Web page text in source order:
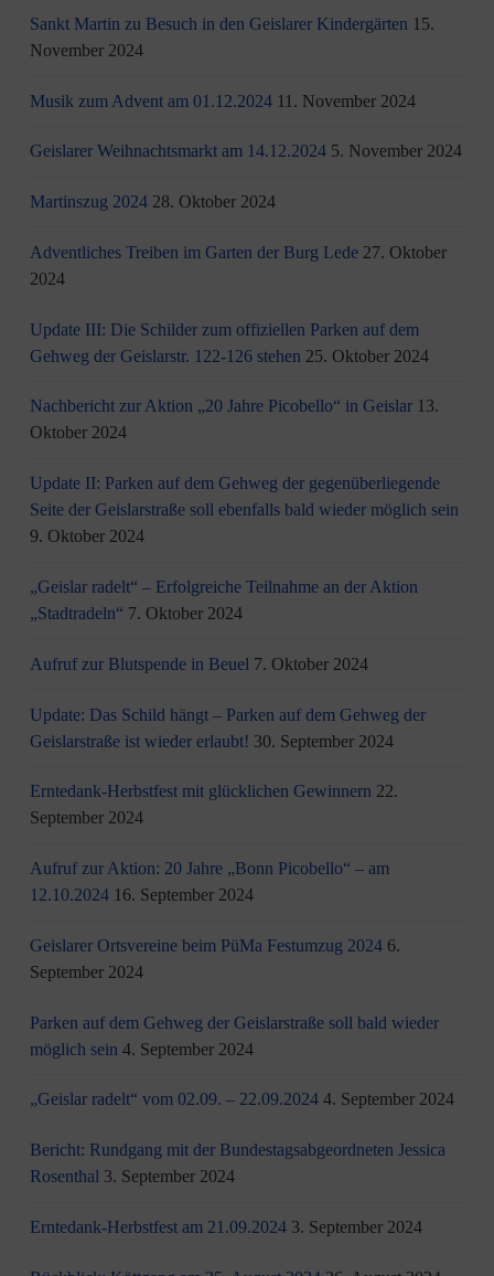
Sankt Martin zu Besuch in den Geislarer Kindergärten 15.
November 2024
Musik zum Advent am 01.12.2024 11. November 2024
Geislarer Weihnachtsmarkt am 14.12.2024 5. November 2024
Martinszug 2024 28. Oktober 2024
Adventliches Treiben im Garten der Burg Lede 27. Oktober
2024
Update III: Die Schilder zum offiziellen Parken auf dem
Gehweg der Geislarstr. 122-126 stehen 25. Oktober 2024
Nachbericht zur Aktion „20 Jahre Picobello“ in Geislar 13.
Oktober 2024
Update II: Parken auf dem Gehweg der gegenüberliegende
Seite der Geislarstraße soll ebenfalls bald wieder möglich sein
9. Oktober 2024
„Geislar radelt“ – Erfolgreiche Teilnahme an der Aktion
„Stadtradeln“ 7. Oktober 2024
Aufruf zur Blutspende in Beuel 7. Oktober 2024
Update: Das Schild hängt – Parken auf dem Gehweg der
Geislarstraße ist wieder erlaubt! 30. September 2024
Erntedank-Herbstfest mit glücklichen Gewinnern 22.
September 2024
Aufruf zur Aktion: 20 Jahre „Bonn Picobello“ – am
12.10.2024 16. September 2024
Geislarer Ortsvereine beim PüMa Festumzug 2024 6.
September 2024
Parken auf dem Gehweg der Geislarstraße soll bald wieder
möglich sein 4. September 2024
„Geislar radelt“ vom 02.09. – 22.09.2024 4. September 2024
Bericht: Rundgang mit der Bundestagsabgeordneten Jessica
Rosenthal 3. September 2024
Erntedank-Herbstfest am 21.09.2024 3. September 2024